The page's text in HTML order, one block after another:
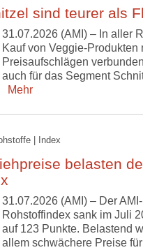
sind teurer als
31.07.2026 (AMI) – In aller
Kauf von Veggie-Produkten
Preisaufschlägen
auch für das Segment
Mehr
| Index
belasten
31.07.2026 (AMI) – Der AMI-
Rohstoffindex sank im Juli
auf 123 Punkte. Belastend
allem schwächere Preise für